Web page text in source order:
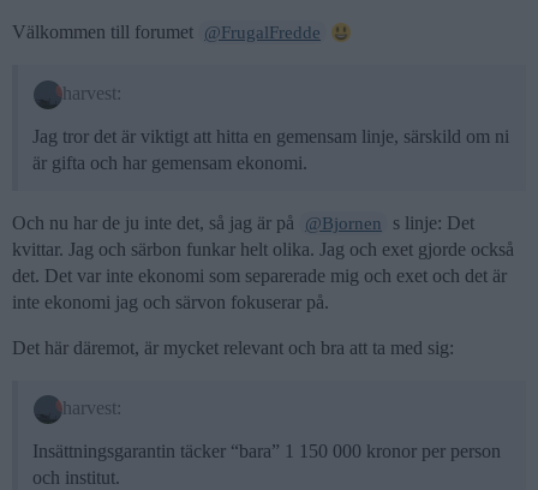
Välkommen till forumet @FrugalFredde
harvest:
Jag tror det är viktigt att hitta en gemensam linje, särskild om ni
är gifta och har gemensam ekonomi.
Och nu har de ju inte det, så jag är på @Bjornen
s linje: Det
kvittar. Jag och särbon funkar helt olika. Jag och exet gjorde också
det. Det var inte ekonomi som separerade mig och exet och det är
inte ekonomi jag och särvon fokuserar på.
Det här däremot, är mycket relevant och bra att ta med sig:
harvest:
Insättningsgarantin täcker “bara” 1 150 000 kronor per person
och institut.